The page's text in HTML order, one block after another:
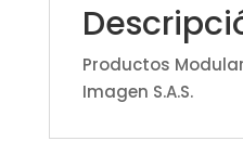
Productos
Imagen S.A.S.